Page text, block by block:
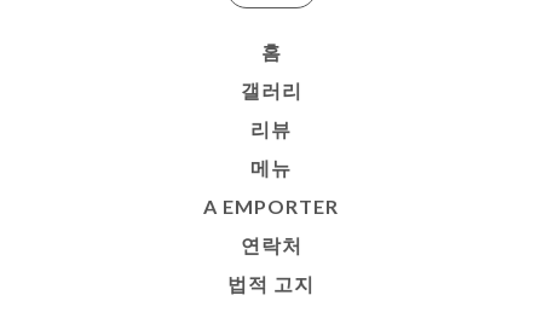
홈
갤러리
리뷰
메뉴
A EMPORTER
연락처
법적 고지